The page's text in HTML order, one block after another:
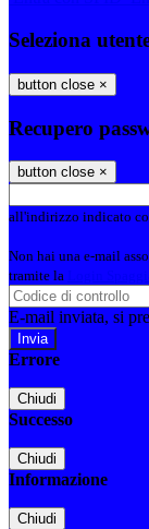
Seleziona
button close ×
Recupero
button close ×
all'indirizzo indicato
Non hai una e-mail
tramite la
E-mail inviata, si
Errore
Chiudi
Successo
Chiudi
Informazione
Chiudi